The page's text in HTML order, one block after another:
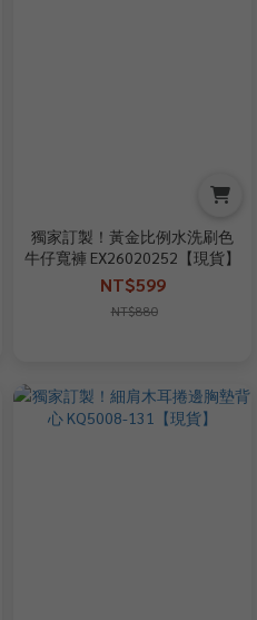
獨家訂製！黃金比例水洗刷色
牛仔寬褲 EX26020252【現貨】
NT$599
NT$880